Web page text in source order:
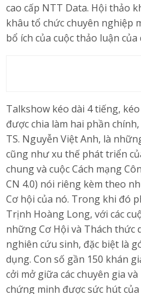
cao cấp NTT Data. Hội thảo
khâu tổ chức chuyên nghiệp
bổ ích của cuộc thảo luận của
Talkshow kéo dài 4 tiếng,
được chia làm hai phần
TS. Nguyễn Việt Anh, là
cũng như xu thế phát triển
chung và cuộc Cách mạng
CN 4.0) nói riêng kèm theo
Cơ hội của nó. Trong khi đó
Trịnh Hoàng Long, với các
những Cơ Hội và Thách thức
nghiên cứu sinh, đặc biệt là
dụng. Con số gần 150 khán
cởi mở giữa các chuyên gia
chứng minh được sức hút